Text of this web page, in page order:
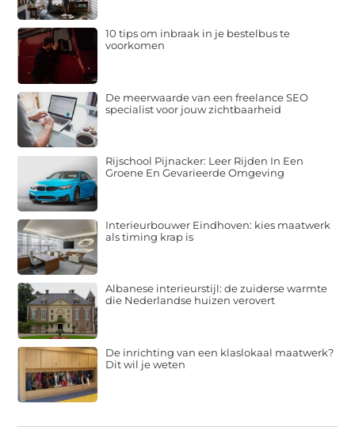
10 tips om inbraak in je bestelbus te
voorkomen
De meerwaarde van een freelance SEO
specialist voor jouw zichtbaarheid
Rijschool Pijnacker: Leer Rijden In Een
Groene En Gevarieerde Omgeving
Interieurbouwer Eindhoven: kies maatwerk
als timing krap is
Albanese interieurstijl: de zuiderse warmte
die Nederlandse huizen verovert
De inrichting van een klaslokaal maatwerk?
Dit wil je weten